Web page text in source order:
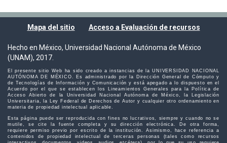
Mapa del sitio Acceso a Evaluación de recursos
Hecho en México, Universidad Nacional Autónoma de México
(UNAM), 2017.
El presente sitio Web ha sido creado a instancias de la UNIVERSIDAD NACIONAL
AUTÓNOMA DE MÉXICO. Es administrado por la Dirección General de Cómputo y
de Tecnologías de Información y Comunicación y está apegado a lo dispuesto en el
Acuerdo por el que se establecen los Lineamientos Generales para la Política de
Acceso Abierto de la Universidad Nacional Autónoma de México, la Legislación
Universitaria, la Ley Federal de Derechos de Autor y cualquier otro ordenamiento en
materia de propiedad intelectual aplicable.
Esta página puede ser reproducida con fines no lucrativos, siempre y cuando no se
mutile, se cite la fuente completa y su dirección electrónica. De otra forma,
requiere permiso previo por escrito de la institución. Asimismo, hace referencia a
contenidos de propiedad intelectual de terceras personas (tales como recursos